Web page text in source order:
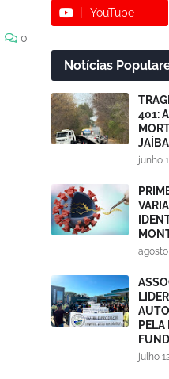
0
YouTube
Notícias
401:
JAÍBA
junho
agosto
julho